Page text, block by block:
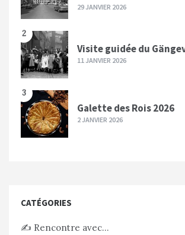
29 JANVIER 2026
2
Visite guidée du
11 JANVIER 2026
3
Galette des Rois 2026
2 JANVIER 2026
CATÉGORIES
✍️ Rencontre avec…